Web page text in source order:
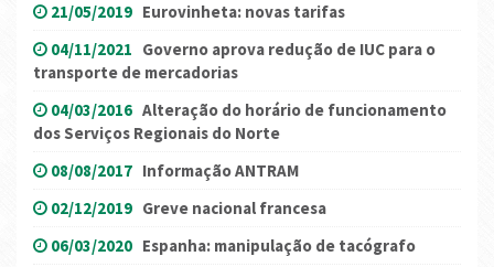
21/05/2019 Eurovinheta: novas tarifas
04/11/2021 Governo aprova redução de IUC para o
transporte de mercadorias
04/03/2016 Alteração do horário de funcionamento
dos Serviços Regionais do Norte
08/08/2017 Informação ANTRAM
02/12/2019 Greve nacional francesa
06/03/2020 Espanha: manipulação de tacógrafo